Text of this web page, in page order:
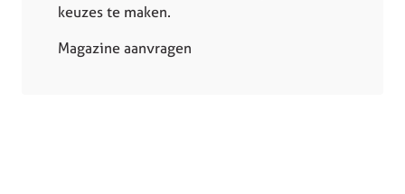
keuzes te maken.
Magazine aanvragen